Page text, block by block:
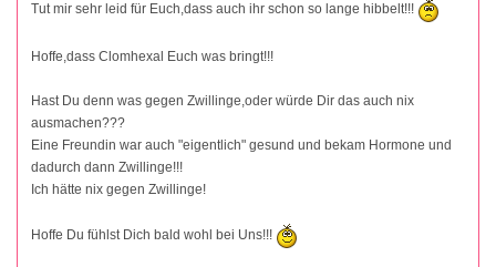
Tut mir sehr leid für Euch,dass auch ihr schon so lange hibbelt!!!
Hoffe,dass Clomhexal Euch was bringt!!!
Hast Du denn was gegen Zwillinge,oder würde Dir das auch nix
ausmachen???
Eine Freundin war auch "eigentlich" gesund und bekam Hormone und
dadurch dann Zwillinge!!!
Ich hätte nix gegen Zwillinge!
Hoffe Du fühlst Dich bald wohl bei Uns!!!